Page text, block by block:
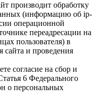
производит обработку
(информацию об ip-
операционной
переадресации на
пользователя) в
и проведения
согласие на сбор и
6 Федерального
о персональных